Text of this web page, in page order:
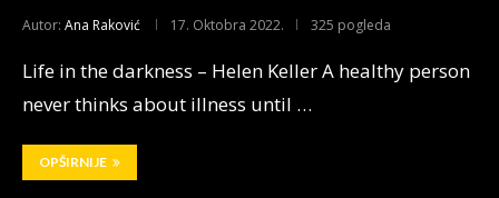
Autor: Ana Raković 17. Oktobra 2022. 325 pogleda
Life in the darkness – Helen Keller A healthy person
never thinks about illness until …
OPŠIRNIJE